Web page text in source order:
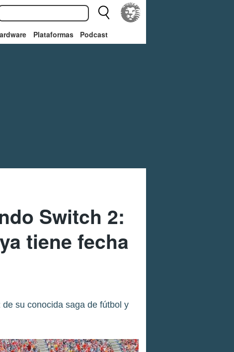
Plataformas Podcast
Switch 2:
tiene fecha
su conocida saga de fútbol y